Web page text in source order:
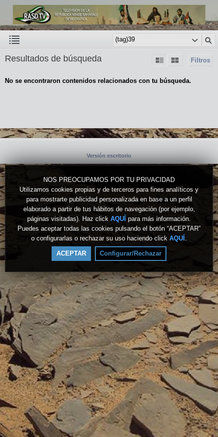
NOS PREOCUPAMOS POR TU PRIVACIDAD
Utilizamos cookies propias y de terceros para fines analíticos y
para mostrarte publicidad personalizada en base a un perfil
elaborado a partir de tus hábitos de navegación (por ejemplo,
páginas visitadas). Haz click AQUÍ para más información.
Puedes aceptar todas las cookies pulsando el botón “ACEPTAR”
o configurarlas o rechazar su uso haciendo click AQUÍ .
ACEPTAR Configurar/Rechazar
Filtros
Resultados de búsqueda
No se encontraron contenidos relacionados con tu búsqueda.
Versión escritorio